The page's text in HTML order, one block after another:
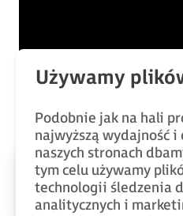
Poczytaj
operatorskich
Podobnie jak na hali
najwyższą wydajność i
naszych stronach
tym celu używamy
technologii śledzenia
analitycznych i